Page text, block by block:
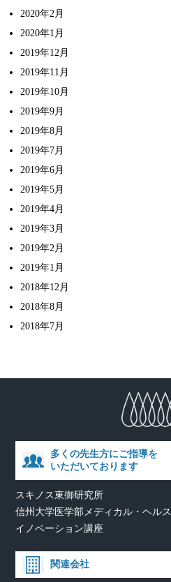
2020年2月
2020年1月
2019年12月
2019年11月
2019年10月
2019年9月
2019年8月
2019年7月
2019年6月
2019年5月
2019年4月
2019年3月
2019年2月
2019年1月
2018年12月
2018年8月
2018年7月
多くの先生方にご指導を
いただいております
スキノス東御研究所
信州大学医学部メディカル・ヘルス
イノベーション講座
関連会社